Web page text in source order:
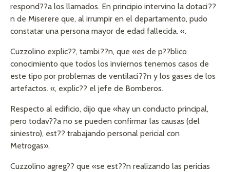
respond??a los llamados. En principio intervino la dotaci??
n de Miserere que, al irrumpir en el departamento, pudo
constatar una persona mayor de edad fallecida. «.
Cuzzolino explic??, tambi??n, que «es de p??blico
conocimiento que todos los inviernos tenemos casos de
este tipo por problemas de ventilaci??n y los gases de los
artefactos. «, explic?? el jefe de Bomberos.
Respecto al edificio, dijo que «hay un conducto principal,
pero todav??a no se pueden confirmar las causas (del
siniestro), est?? trabajando personal pericial con
Metrogas».
Cuzzolino agreg?? que «se est??n realizando las pericias